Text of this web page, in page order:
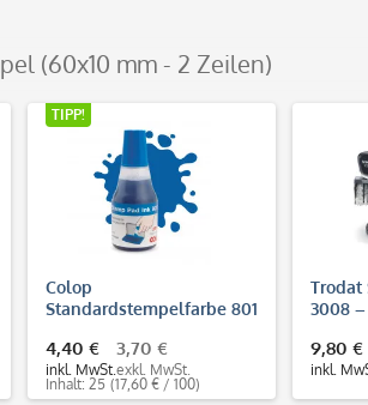
(60x10 mm - 2 Zeilen)
TIPP!
Colop
Standardstempelfarbe 801
4,40 €
inkl. MwSt.
3,70 €
exkl. MwSt.
Inhalt: 25 (17,60 € / 100)
Trodat
3008
9,80 €
inkl.